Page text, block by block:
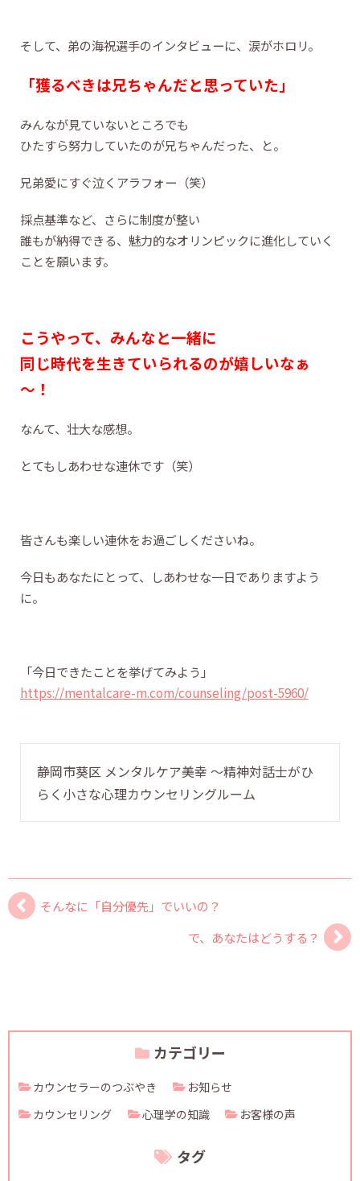
そして、弟の海祝選手のインタビューに、涙がホロリ。
「獲るべきは兄ちゃんだと思っていた」
みんなが見ていないところでも
ひたすら努力していたのが兄ちゃんだった、と。
兄弟愛にすぐ泣くアラフォー（笑）
採点基準など、さらに制度が整い
誰もが納得できる、魅力的なオリンピックに進化していく
ことを願います。
こうやって、みんなと一緒に
同じ時代を生きていられるのが嬉しいなぁ
～！
なんて、壮大な感想。
とてもしあわせな連休です（笑）
皆さんも楽しい連休をお過ごしくださいね。
今日もあなたにとって、しあわせな一日でありますよう
に。
「今日できたことを挙げてみよう」
https://mentalcare-m.com/counseling/post-5960/
静岡市葵区 メンタルケア美幸 〜精神対話士がひ
らく小さな心理カウンセリングルーム
そんなに「自分優先」でいいの？
で、あなたはどうする？
カテゴリー
カウンセラーのつぶやき
お知らせ
カウンセリング
心理学の知識 お客様の声
タグ